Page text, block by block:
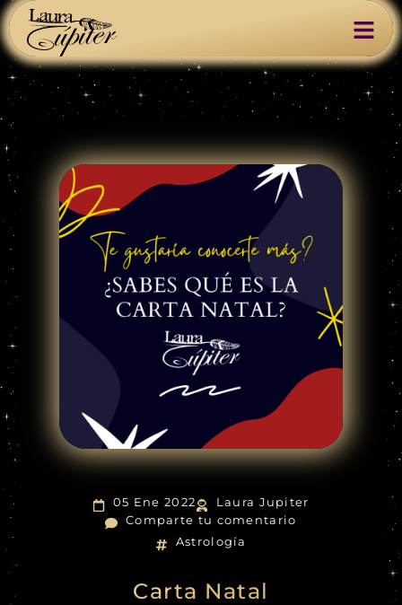
05 Ene 2022
Laura Jupiter
Comparte tu comentario
Astrología
Carta Natal